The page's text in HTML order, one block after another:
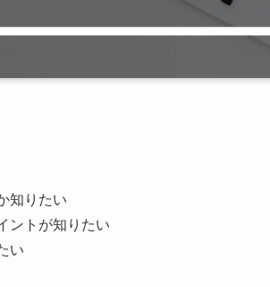
知りたい
ントが知りたい
い